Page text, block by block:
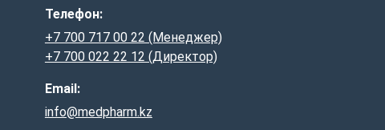
Телефон:
+7 700 717 00 22 (Менеджер)
+7 700 022 22 12 (Директор)
Email:
info@medpharm.kz